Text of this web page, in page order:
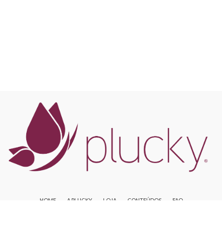
HOME A PLUCKY LOJA CONTEÚDOS FAQ